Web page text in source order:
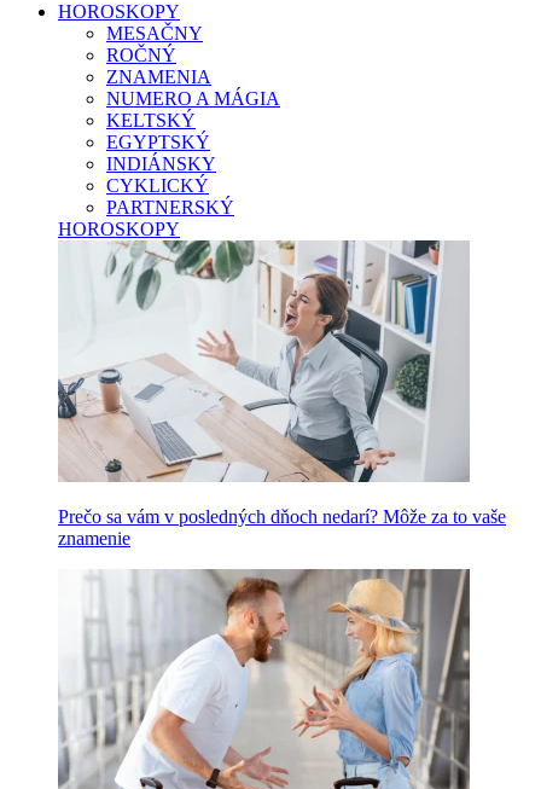
HOROSKOPY
MESAČNY
ROČNÝ
ZNAMENIA
NUMERO A MÁGIA
KELTSKÝ
EGYPTSKÝ
INDIÁNSKY
CYKLICKÝ
PARTNERSKÝ
HOROSKOPY
Prečo sa vám v posledných dňoch nedarí? Môže za to vaše
znamenie